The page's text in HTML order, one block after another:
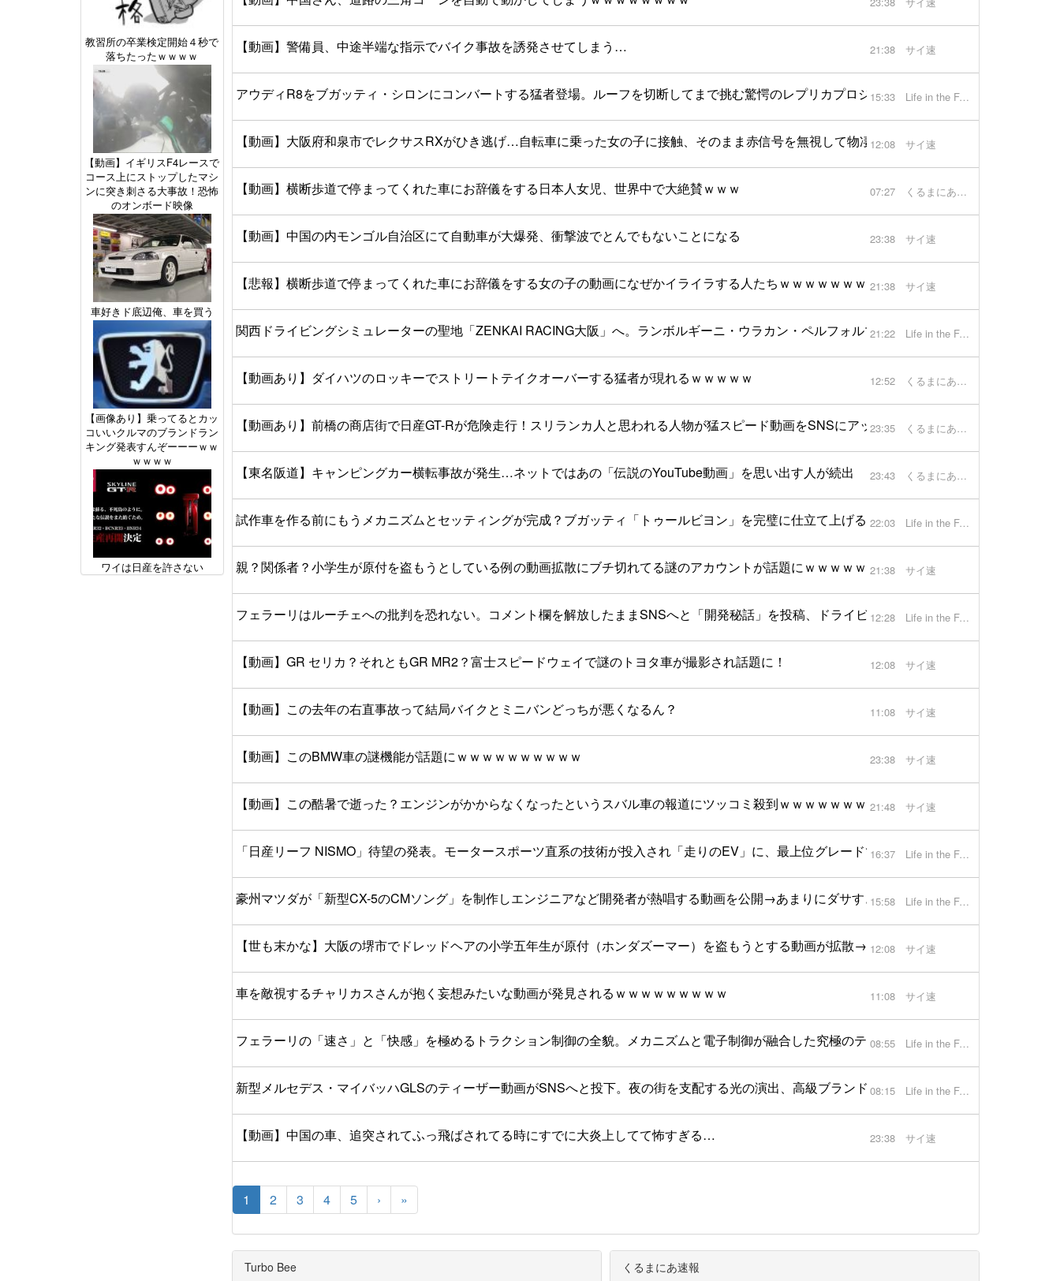
【動画】警備員、中途半端な指示でバイク事故を誘発させてしまう… 21:38 サイ速
アウディR8をブガッティ・シロンにコンバートする猛者登場。ルーフを切断してまで挑む驚愕のレプリカプロジェクトに期待が集まる【動画】
15:33 Life in the FAST LANE.
【動画】大阪府和泉市でレクサスRXがひき逃げ…自転車に乗った女の子に接触、そのまま赤信号を無視して物凄いスピードで逃走
12:08 サイ速
【動画】横断歩道で停まってくれた車にお辞儀をする日本人女児、世界中で大絶賛ｗｗｗ 07:27 くるまにあ速報
【動画】中国の内モンゴル自治区にて自動車が大爆発、衝撃波でとんでもないことになる 23:38 サイ速
【悲報】横断歩道で停まってくれた車にお辞儀をする女の子の動画になぜかイライラする人たちｗｗｗｗｗｗｗｗｗ
21:38 サイ速
関西ドライビングシミュレーターの聖地「ZENKAI RACING大阪」へ。ランボルギーニ・ウラカン・ペルフォルマンテにて鈴鹿を走る【動画】
21:22 Life in the FAST LANE.
【動画あり】ダイハツのロッキーでストリートテイクオーバーする猛者が現れるｗｗｗｗｗ 12:52 くるまにあ速報
【動画あり】前橋の商店街で日産GT-Rが危険走行！スリランカ人と思われる人物が猛スピード動画をSNSにアップし大炎上
23:35 くるまにあ速報
【東名阪道】キャンピングカー横転事故が発生…ネットではあの「伝説のYouTube動画」を思い出す人が続出 23:43 くるまにあ速報
試作車を作る前にもうメカニズムとセッティングが完成？ブガッティ「トゥールビヨン」を完璧に仕立て上げる革新シミュレーション技術の裏
22:03 Life in the FAST LANE.
親？関係者？小学生が原付を盗もうとしている例の動画拡散にブチ切れてる謎のアカウントが話題にｗｗｗｗｗｗ21:38 サイ速
フェラーリはルーチェへの批判を恐れない。コメント欄を解放したままSNSへと「開発秘話」を投稿、ドライビングプレジャーを決する5つの要
12:28 Life in the FAST LANE.
【動画】GR セリカ？それともGR MR2？富士スピードウェイで謎のトヨタ車が撮影され話題に！ 12:08 サイ速
【動画】この去年の右直事故って結局バイクとミニバンどっちが悪くなるん？ 11:08 サイ速
【動画】このBMW車の謎機能が話題にｗｗｗｗｗｗｗｗｗｗ 23:38 サイ速
【動画】この酷暑で逝った？エンジンがかからなくなったというスバル車の報道にツッコミ殺到ｗｗｗｗｗｗｗｗｗ
21:48 サイ速
「日産リーフ NISMO」待望の発表。モータースポーツ直系の技術が投入され「走りのEV」に、最上位グレードではお値段722万円【動画】
16:37 Life in the FAST LANE.
豪州マツダが「新型CX-5のCMソング」を制作しエンジニアなど開発者が熱唱する動画を公開→あまりにダサすぎるとして話題になるもマツダは
15:58 Life in the FAST LANE.
【世も末かな】大阪の堺市でドレッドヘアの小学五年生が原付（ホンダズーマー）を盗もうとする動画が拡散→SNS垢が特定され大炎上
12:08 サイ速
車を敵視するチャリカスさんが抱く妄想みたいな動画が発見されるｗｗｗｗｗｗｗｗｗ 11:08 サイ速
フェラーリの「速さ」と「快感」を極めるトラクション制御の全貌。メカニズムと電子制御が融合した究極のテクノロジーとは【動画】
08:55 Life in the FAST LANE.
新型メルセデス・マイバッハGLSのティーザー動画がSNSへと投下。夜の街を支配する光の演出、高級ブランドでは「どう光るか」の争いに突入
08:15 Life in the FAST LANE.
【動画】中国の車、追突されてふっ飛ばされてる時にすでに大炎上してて怖すぎる… 23:38 サイ速
1 2 3 4 5 › »
Turbo Bee くるまにあ速報
教習所の卒業検定開始４秒で
落ちたったｗｗｗｗ
【動画】イギリスF4レースで
コース上にストップしたマシ
ンに突き刺さる大事故！恐怖
のオンボード映像
車好きド底辺俺、車を買う
【画像あり】乗ってるとカッ
コいいクルマのブランドラン
キング発表すんぞーーーｗｗ
ｗｗｗｗ
ワイは日産を許さない